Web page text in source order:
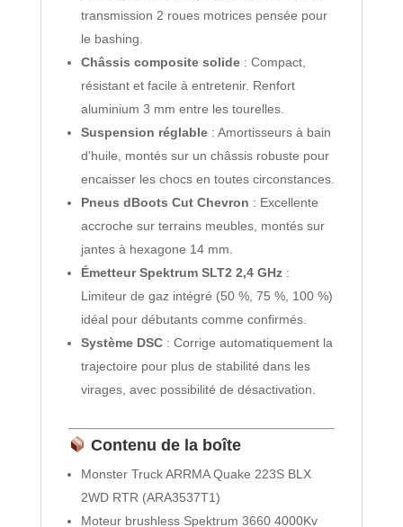
transmission 2 roues motrices pensée pour
le bashing.
Châssis composite solide: Compact,
résistant et facile à entretenir. Renfort
aluminium 3 mm entre les tourelles.
Suspension réglable: Amortisseurs à bain
d'huile, montés sur un châssis robuste pour
encaisser les chocs en toutes circonstances.
Pneus dBoots Cut Chevron : Excellente
accroche sur terrains meubles, montés sur
jantes à hexagone 14 mm.
Émetteur Spektrum SLT2 2,4 GHz:
Limiteur de gaz intégré (50 %, 75 %, 100 %)
idéal pour débutants comme confirmés.
Système DSC: Corrige automatiquement la
trajectoire pour plus de stabilité dans les
virages, avec possibilité de désactivation.
Contenu de la boîte
Monster Truck ARRMA Quake 223S BLX
2WD RTR (ARA3537T1)
Moteur brushless Spektrum 3660 4000Kv